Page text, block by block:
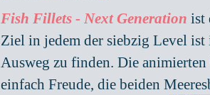
Fish Fillets - Next Generation ist
Ziel in jedem der siebzig Level
Ausweg zu finden. Die
einfach Freude, die beiden